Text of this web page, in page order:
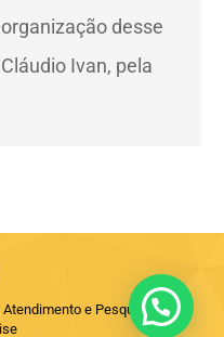
desse
Ivan, pela
e Pesquisas em